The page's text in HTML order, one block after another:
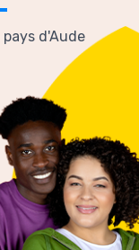
pays d'Aude